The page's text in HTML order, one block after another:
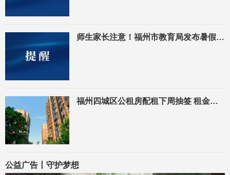
师生家长注意！福州市教育局发布暑假交通安全提醒
福州四城区公租房配租下周抽签 租金按市场评估价50%收取
公益广告丨守护梦想